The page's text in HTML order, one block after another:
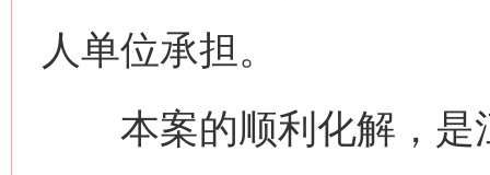
人单位承担。
本案的顺利化解，是